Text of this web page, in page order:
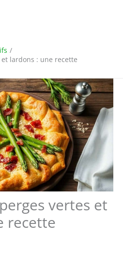
lardons : une recette
vertes et
recette